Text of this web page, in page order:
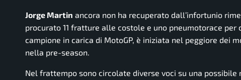
Jorge Martin ancora non ha recuperato dall’infortunio
procurato 11 fratture alle costole e uno pneumotorace
campione in carica di MotoGP, è iniziata nel peggiore dei
nella pre-season.
Nel frattempo sono circolate diverse voci su una